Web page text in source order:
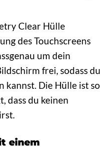
Clear Hülle
des Touchscreens
um dein
frei, sodass du
kannst. Die Hülle ist so
dass du keinen
einem